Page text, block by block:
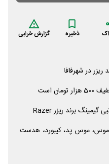
ذخیره گزارش خرابی
در شهرفافا
است
گیمینگ برند ریزرRazer
موس پد، کیبورد، هدست